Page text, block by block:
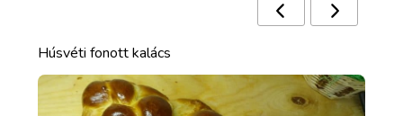
Húsvéti fonott kalács